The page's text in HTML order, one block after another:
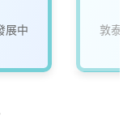
展中
敦泰企